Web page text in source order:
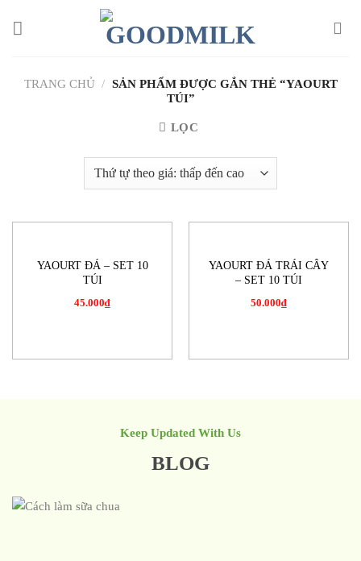
TRANG CHỦ / SẢN PHẨM ĐƯỢC GẮN THẺ “YAOURT
TÚI”
LỌC
YAOURT ĐÁ – SET 10
TÚI
45.000₫
YAOURT ĐÁ TRÁI CÂY
– SET 10 TÚI
50.000₫
Keep Updated With Us
BLOG